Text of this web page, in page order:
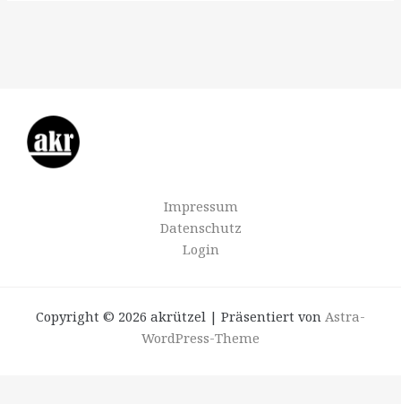
Impressum
Datenschutz
Login
Copyright © 2026 akrützel | Präsentiert von Astra-
WordPress-Theme